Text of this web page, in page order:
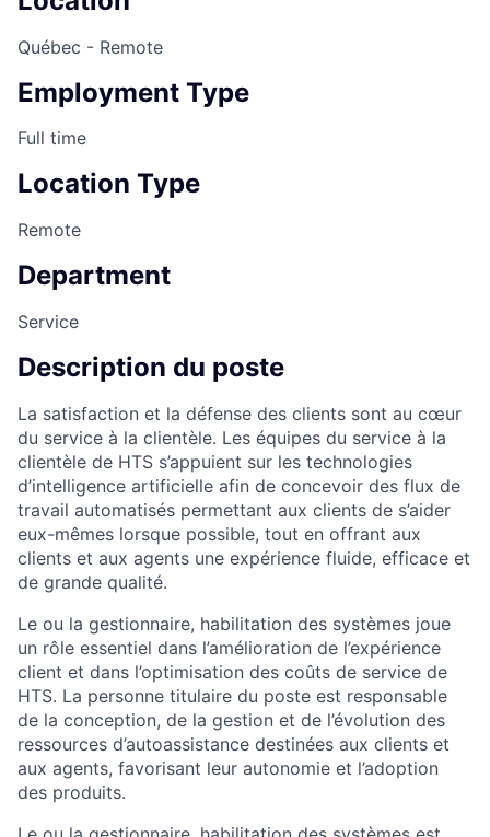
Québec - Remote
Employment Type
Full time
Location Type
Remote
Department
Service
Description du poste
La satisfaction et la défense des clients sont au cœur
du service à la clientèle. Les équipes du service à la
clientèle de HTS s’appuient sur les technologies
d’intelligence artificielle afin de concevoir des flux de
travail automatisés permettant aux clients de s’aider
eux-mêmes lorsque possible, tout en offrant aux
clients et aux agents une expérience fluide, efficace et
de grande qualité.
Le ou la gestionnaire, habilitation des systèmes joue
un rôle essentiel dans l’amélioration de l’expérience
client et dans l’optimisation des coûts de service de
HTS. La personne titulaire du poste est responsable
de la conception, de la gestion et de l’évolution des
ressources d’autoassistance destinées aux clients et
aux agents, favorisant leur autonomie et l’adoption
des produits.